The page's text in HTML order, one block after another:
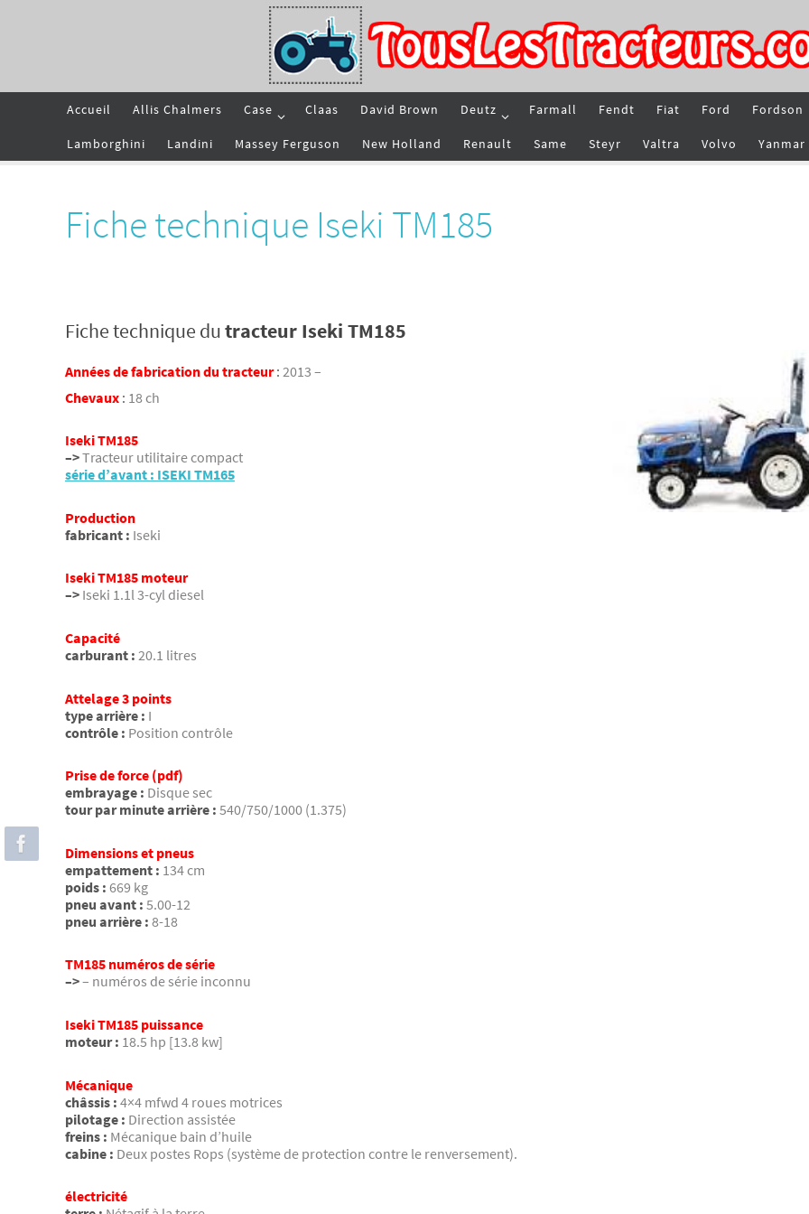
Accueil Allis Chalmers Case Claas David Brown Deutz Farmall Fendt Fiat Ford Fordson
Lamborghini Landini Massey Ferguson New Holland Renault Same Steyr Valtra Volvo Yanmar
Fiche technique Iseki TM185
Fiche technique dutracteur Iseki TM185
Années de fabrication du tracteur: 2013 –
Chevaux : 18 ch
Iseki TM185
–>Tracteur utilitaire compact
série d’avant : ISEKI TM165
Production
fabricant : Iseki
Iseki TM185 moteur
–> Iseki 1.1l 3-cyl diesel
Capacité
carburant : 20.1 litres
Attelage 3 points
type arrière : I
contrôle : Position contrôle
Prise de force (pdf)
embrayage : Disque sec
tour par minute arrière : 540/750/1000 (1.375)
Dimensions et pneus
empattement : 134 cm
poids : 669 kg
pneu avant : 5.00-12
pneu arrière : 8-18
TM185 numéros de série
–>– numéros de série inconnu
Iseki TM185 puissance
moteur : 18.5 hp [13.8 kw]
Mécanique
châssis : 4×4 mfwd 4 roues motrices
pilotage : Direction assistée
freins : Mécanique bain d’huile
cabine : Deux postes Rops (système de protection contre le renversement).
électricité